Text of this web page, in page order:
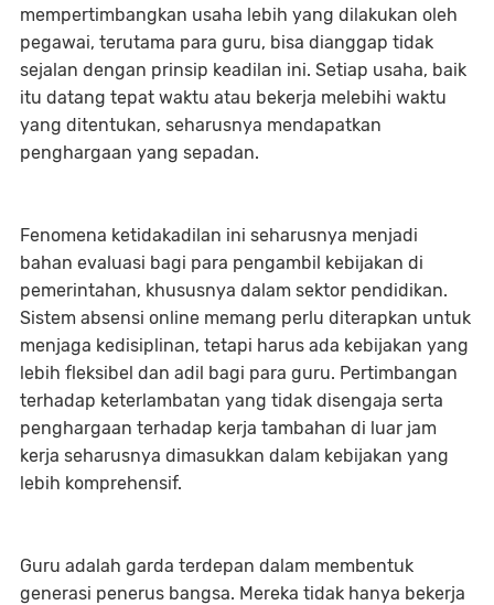
mempertimbangkan usaha lebih yang dilakukan oleh
pegawai, terutama para guru, bisa dianggap tidak
sejalan dengan prinsip keadilan ini. Setiap usaha, baik
itu datang tepat waktu atau bekerja melebihi waktu
yang ditentukan, seharusnya mendapatkan
penghargaan yang sepadan.
Fenomena ketidakadilan ini seharusnya menjadi
bahan evaluasi bagi para pengambil kebijakan di
pemerintahan, khususnya dalam sektor pendidikan.
Sistem absensi online memang perlu diterapkan untuk
menjaga kedisiplinan, tetapi harus ada kebijakan yang
lebih fleksibel dan adil bagi para guru. Pertimbangan
terhadap keterlambatan yang tidak disengaja serta
penghargaan terhadap kerja tambahan di luar jam
kerja seharusnya dimasukkan dalam kebijakan yang
lebih komprehensif.
Guru adalah garda terdepan dalam membentuk
generasi penerus bangsa. Mereka tidak hanya bekerja